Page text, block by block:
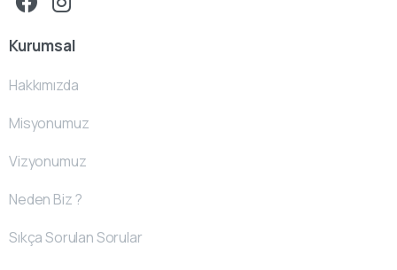
Kurumsal
Hakkımızda
Misyonumuz
Vizyonumuz
Neden Biz ?
Sıkça Sorulan Sorular